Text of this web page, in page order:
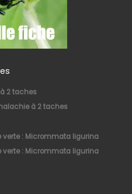
2 taches
à 2 taches
verte : Micrommata ligurina
verte : Micrommata ligurina